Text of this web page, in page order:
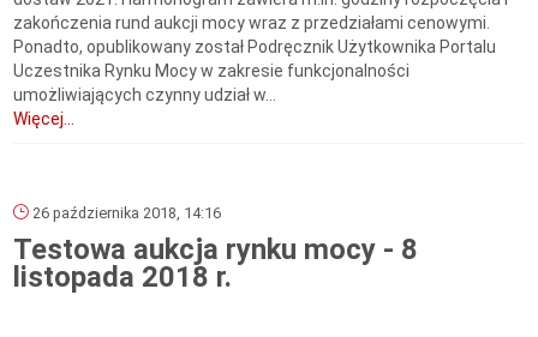
zakończenia rund aukcji mocy wraz z przedziałami cenowymi.
Ponadto, opublikowany został Podręcznik Użytkownika Portalu
Uczestnika Rynku Mocy w zakresie funkcjonalności
umożliwiających czynny udział w...
Więcej...
26 października 2018, 14:16
Testowa aukcja rynku mocy - 8
listopada 2018 r.